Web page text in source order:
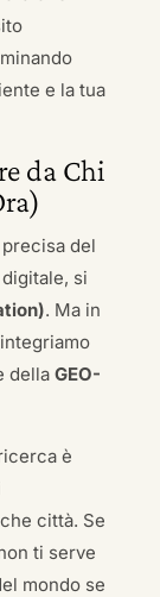
e la tua
da Chi
del
si
. Ma in
della GEO-
è
città. Se
ti serve
mondo se